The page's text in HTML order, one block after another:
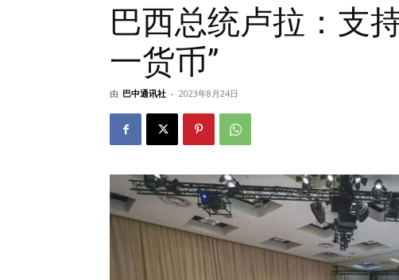
巴西总统卢拉：支
一货币”
由 巴中通讯社 - 2023年8月24日